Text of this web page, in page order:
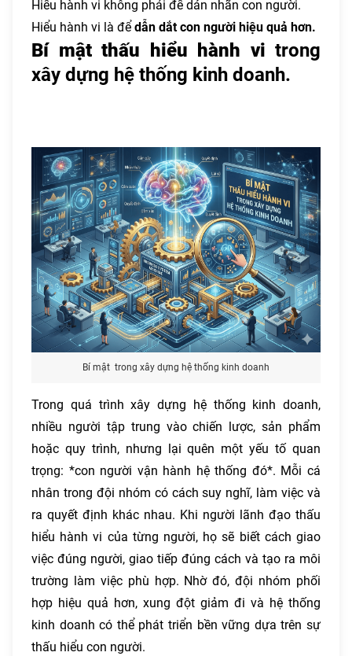
Hiểu hành vi không phải để dán nhãn con người.
Hiểu hành vi là để dẫn dắt con người hiệu quả hơn.
Bí mật thấu hiểu hành vi trong
xây dựng hệ thống kinh doanh.
Bí mật trong xây dựng hệ thống kinh doanh
Trong quá trình xây dựng hệ thống kinh doanh,
nhiều người tập trung vào chiến lược, sản phẩm
hoặc quy trình, nhưng lại quên một yếu tố quan
trọng: *con người vận hành hệ thống đó*. Mỗi cá
nhân trong đội nhóm có cách suy nghĩ, làm việc và
ra quyết định khác nhau. Khi người lãnh đạo thấu
hiểu hành vi của từng người, họ sẽ biết cách giao
việc đúng người, giao tiếp đúng cách và tạo ra môi
trường làm việc phù hợp. Nhờ đó, đội nhóm phối
hợp hiệu quả hơn, xung đột giảm đi và hệ thống
kinh doanh có thể phát triển bền vững dựa trên sự
thấu hiểu con người.